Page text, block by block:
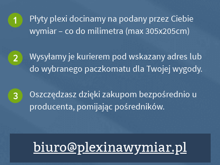
Płyty plexi docinamy na podany przez Ciebie
wymiar – co do milimetra (max 305x205cm)
Wysyłamy je kurierem pod wskazany adres lub
do wybranego paczkomatu dla Twojej wygody.
Oszczędzasz dzięki zakupom bezpośrednio u
producenta, pomijając pośredników.
biuro@plexinawymiar.pl